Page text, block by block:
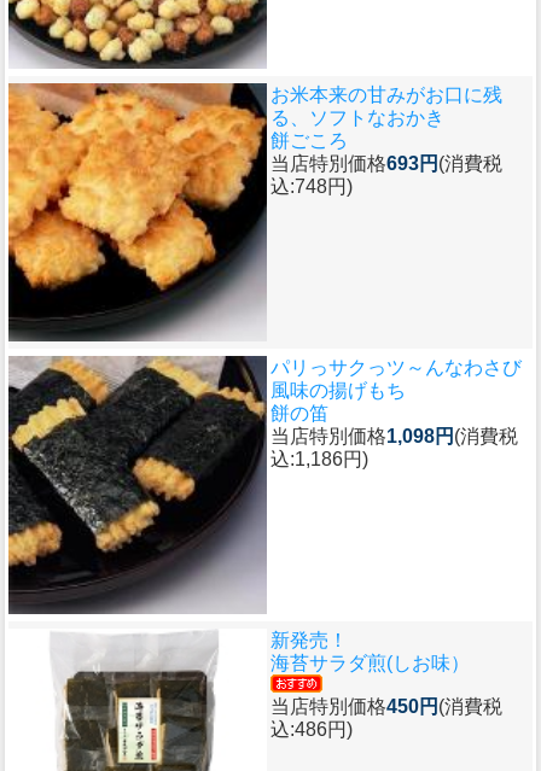
お米本来の甘みがお口に残
る、ソフトなおかき
餅ごころ
当店特別価格693円 (消費税
込:748円)
パリっサクっツ～んなわさび
風味の揚げもち
餅の笛
当店特別価格1,098円 (消費税
込:1,186円)
新発売！
海苔サラダ煎(しお味）
当店特別価格450円 (消費税
込:486円)